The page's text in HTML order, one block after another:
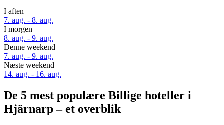
I aften
7. aug. - 8. aug.
I morgen
8. aug. - 9. aug.
Denne weekend
7. aug. - 9. aug.
Næste weekend
14. aug. - 16. aug.
De 5 mest populære Billige hoteller i
Hjärnarp – et overblik